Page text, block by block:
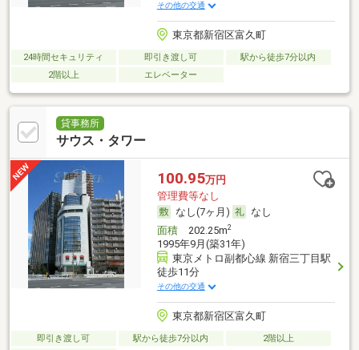
その他の交通
東京都新宿区富久町
24時間セキュリティ 即引き渡し可
駅から徒歩7分以内
2階以上
エレベーター
貸事務所
サウス・タワー
100.95万円
管理費等なし
なし(7ヶ月)
なし
面積202.25m2
1995年9月(築31年)
東京メトロ副都心線 新宿三丁目駅
徒歩11分
その他の交通
東京都新宿区富久町
即引き渡し可 駅から徒歩7分以内
2階以上